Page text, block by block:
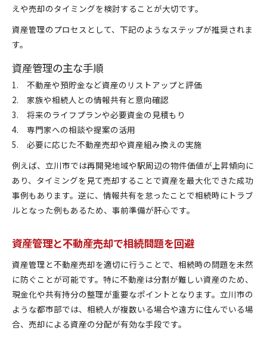
えや売却のタイミングを検討することが大切です。
資産管理のプロセスとして、下記のようなステップが推奨されま
す。
資産管理の主な手順
不動産や預貯金など資産のリストアップと評価
家族や相続人との情報共有と意向確認
将来のライフプランや必要資金の見積もり
専門家への相談や提案の活用
必要に応じた不動産売却や資産組み換えの実施
例えば、立川市では再開発地域や駅周辺の物件価値が上昇傾向に
あり、タイミングを見て売却することで資産を最大化できた成功
事例もあります。逆に、情報共有を怠ったことで相続時にトラブ
ルとなった例もあるため、事前準備が肝心です。
資産管理と不動産売却で相続問題を回避
資産管理と不動産売却を適切に行うことで、相続時の問題を未然
に防ぐことが可能です。特に不動産は分割が難しい資産のため、
現金化や共有持分の整理が重要なポイントとなります。立川市の
ような都市部では、相続人が複数いる場合や遠方に住んでいる場
合、売却による資産の分配が有効な手段です。